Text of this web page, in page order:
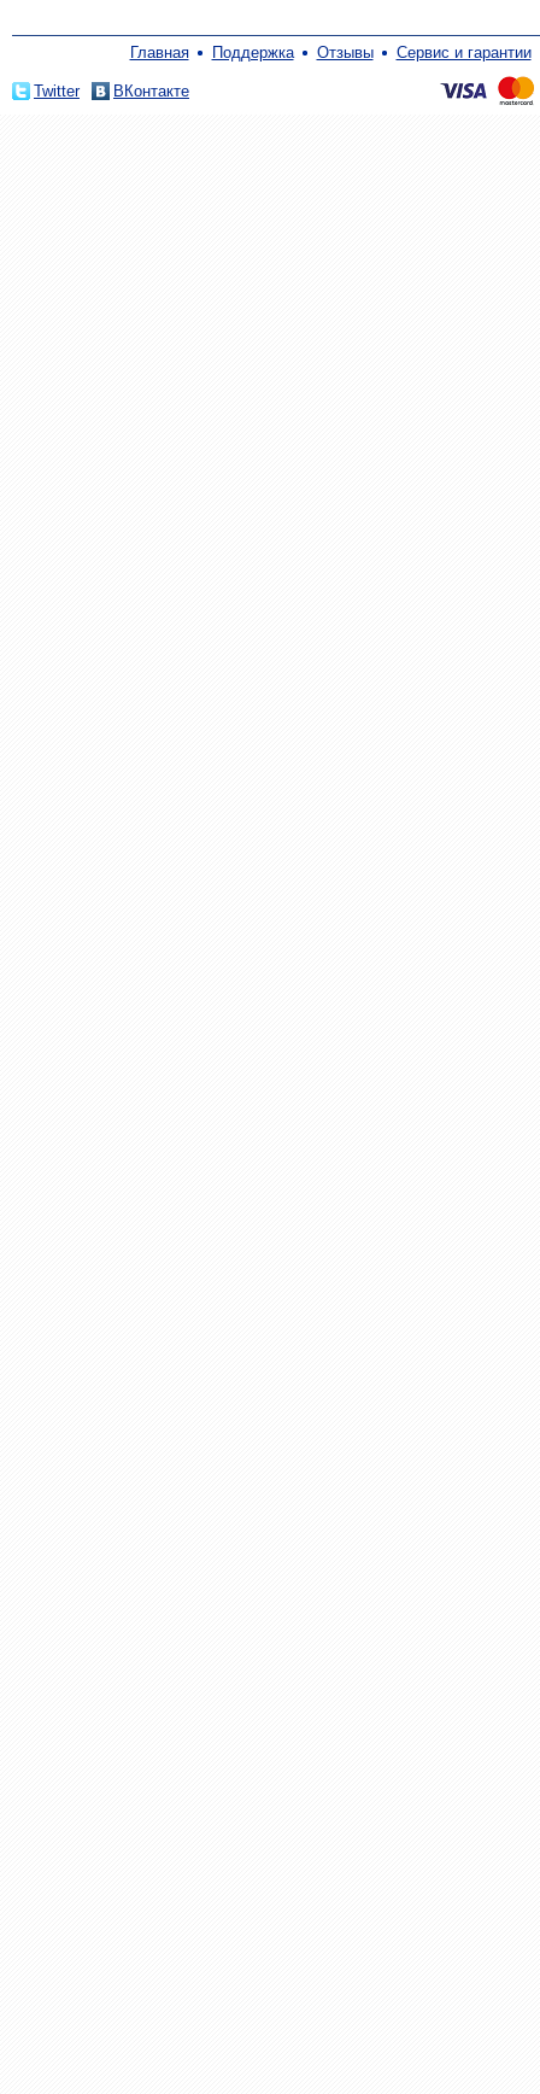
Главная Поддержка Отзывы Сервис и гарантии
Twitter ВКонтакте